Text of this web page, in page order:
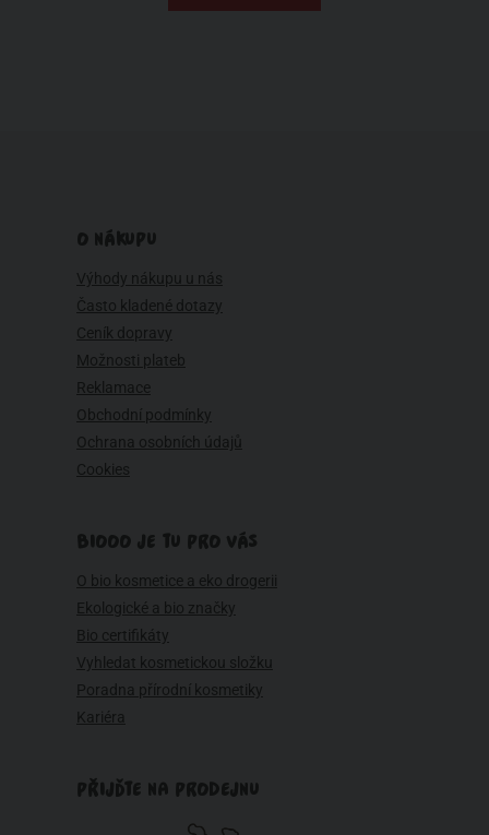
O NÁKUPU
Výhody nákupu u nás
Často kladené dotazy
Ceník dopravy
Možnosti plateb
Reklamace
Obchodní podmínky
Ochrana osobních údajů
Cookies
BIOOO JE TU PRO VÁS
O bio kosmetice a eko drogerii
Ekologické a bio značky
Bio certifikáty
Vyhledat kosmetickou složku
Poradna přírodní kosmetiky
Kariéra
PŘIJĎTE NA PRODEJNU